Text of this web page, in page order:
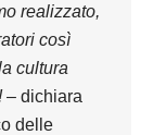
realizzato,
così
cultura
– dichiara
delle